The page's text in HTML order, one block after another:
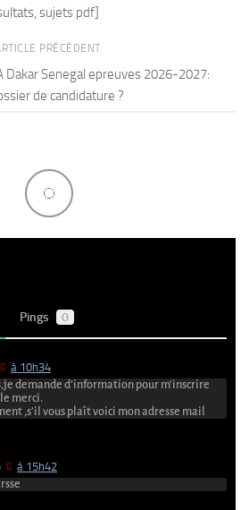
sujets pdf]
PRÉCÉDENT
Dakar Senegal epreuves 2026-2027:
de candidature ?
Pings 0
à 10h34
demande d’information pour m’inscrire
merci.
,s’il vous plaît voici mon adresse mail
à 15h42